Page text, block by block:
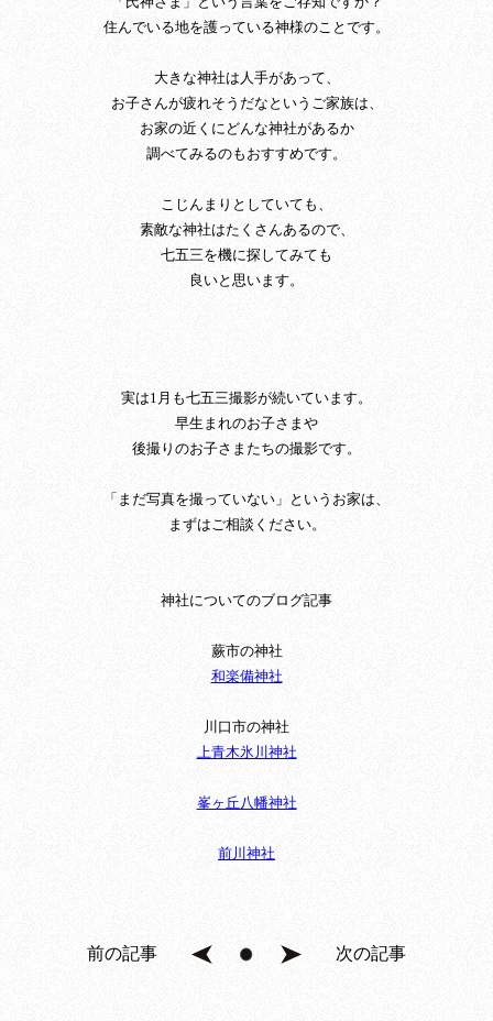
住んでいる地を護っている神様のことです。
大きな神社は人手があって、
お子さんが疲れそうだなというご家族は、
お家の近くにどんな神社があるか
調べてみるのもおすすめです。
こじんまりとしていても、
素敵な神社はたくさんあるので、
七五三を機に探してみても
良いと思います。
実は1月も七五三撮影が続いています。
早生まれのお子さまや
後撮りのお子さまたちの撮影です。
「まだ写真を撮っていない」というお家は、
まずはご相談ください。
神社についてのブログ記事
蕨市の神社
和楽備神社
川口市の神社
上青木氷川神社
峯ヶ丘八幡神社
前川神社
前の記事 次の記事